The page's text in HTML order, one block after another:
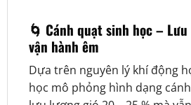
🌀 Cánh quạt sinh học –
vận hành êm
Dựa trên nguyên lý khí động
học mô phỏng hình dạng